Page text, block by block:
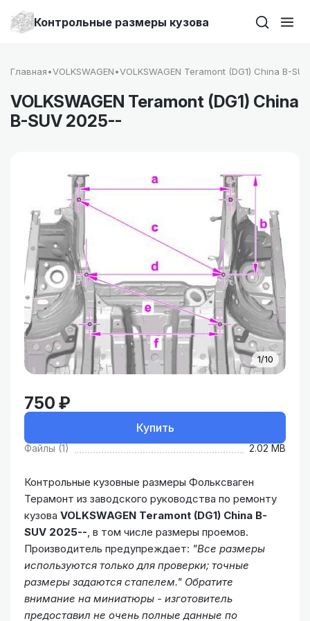
Контрольные размеры кузова
Главная•VOLKSWAGEN•VOLKSWAGEN Teramont (DG1) China B-
VOLKSWAGEN Teramont (DG1) China
B-SUV 2025--
1/10
750 ₽
Купить
Файлы (1) 2.02 MB
Контрольные кузовные размеры Фольксваген
Терамонт из заводского руководства по ремонту
кузова VOLKSWAGEN Teramont (DG1) China B-
SUV 2025--, в том числе размеры проемов.
Производитель предупреждает: "Все размеры
используются только для проверки; точные
размеры задаются стапелем." Обратите
внимание на миниатюры - изготовитель
предоставил не очень полные данные по